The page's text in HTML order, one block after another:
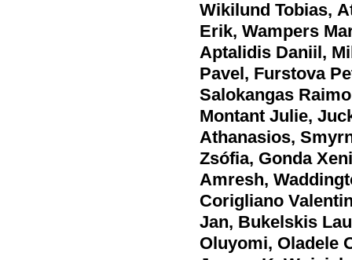
Wikilund Tobias,
Erik, Wampers
Aptalidis Daniil ,
Pavel , Furstova
Salokangas
Montant Julie,
Athanasios,
Zsófia, Gonda
Amresh,
Corigliano
Jan, Bukelskis
Oluyomi, Oladele